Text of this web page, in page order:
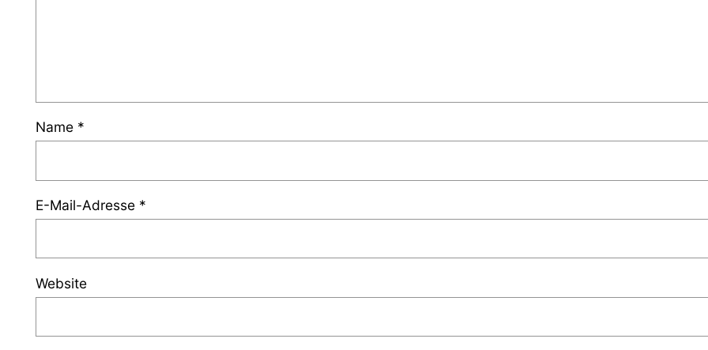
Name *
E-Mail-Adresse *
Website